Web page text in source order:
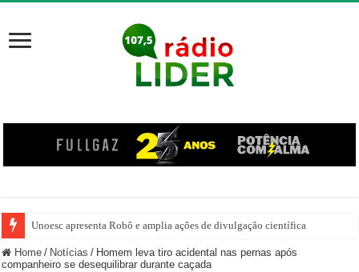
Unoesc apresenta Robô e amplia ações de divulgação científica
Família venezuelana percorre mais de 100 km, paga aluguel adiantado e
Home / Notícias / Homem leva tiro acidental nas pernas após
companheiro se desequilibrar durante caçada